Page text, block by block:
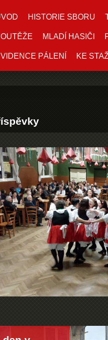
HISTORIE SBORU
MLADÍ HASIČI
PÁLENÍ KE